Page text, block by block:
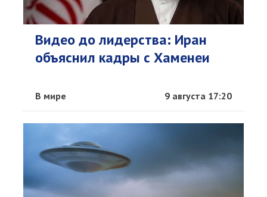
Видео до лидерства: Иран
объяснил кадры с Хаменеи
В мире 9 августа 17:20